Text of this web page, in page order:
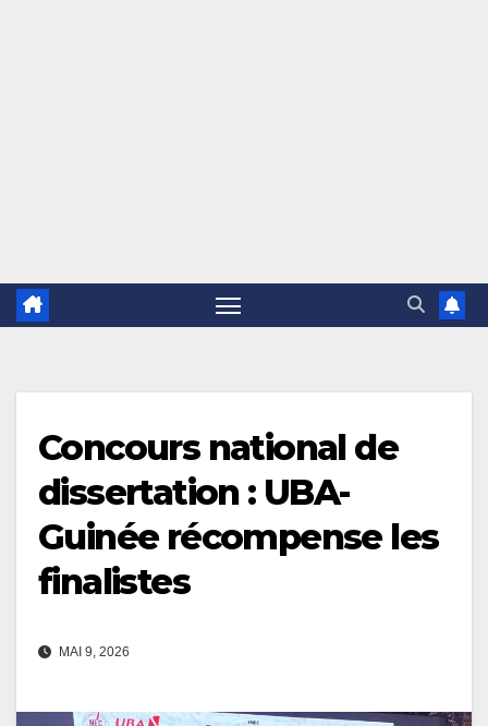
Concours national de
dissertation : UBA-
Guinée récompense les
finalistes
MAI 9, 2026